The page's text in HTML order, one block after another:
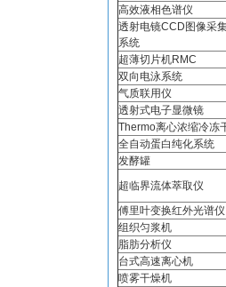
高效液相色谱仪
透射电镜CCD图像采
系统
超薄切片机RMC
双向电泳系统
气质联用仪
透射式电子显微镜
Thermo离心浓缩冷冻
全自动蛋白纯化系统
发酵罐
超临界流体萃取仪
傅里叶变换红外光谱仪
组织匀浆机
脂肪分析仪
台式高速离心机
喷雾干燥机